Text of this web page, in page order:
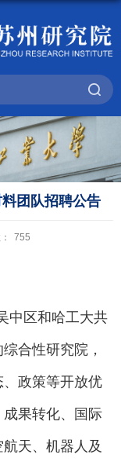
团队招聘公告
755
中区和哈工大共
合性研究院，
政策等开放优
果转化、国际
天、机器人及